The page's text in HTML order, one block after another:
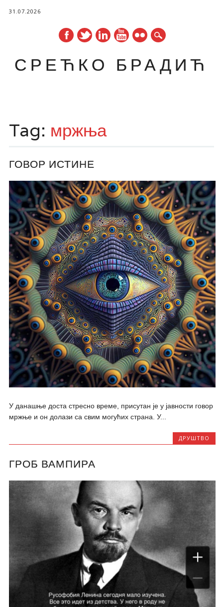
31.07.2026
СРЕЋКО БРАДИЋ
content
Tag: мржња
ГОВОР ИСТИНЕ
У данашње доста стресно време, присутан је у јавности говор
мржње и он долази са свим могућих страна. У...
ДРУШТВО
ГРОБ ВАМПИРА